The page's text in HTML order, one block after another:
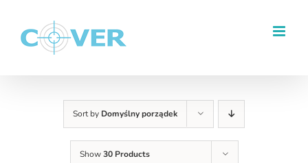
zawartości
Sort by Domyślny porządek
Show30 Products